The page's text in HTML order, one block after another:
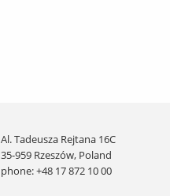
Al. Tadeusza Rejtana 16C
35-959 Rzeszów, Poland
phone: +48 17 872 10 00